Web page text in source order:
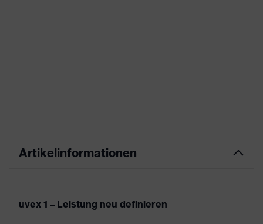
Artikelinformationen
uvex 1 – Leistung neu definieren